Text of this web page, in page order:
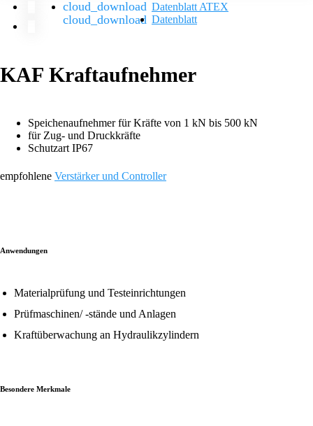
Datenblatt ATEX
Datenblatt
KAF Kraftaufnehmer
Speichenaufnehmer für Kräfte von 1 kN bis 500 kN
für Zug- und Druckkräfte
Schutzart IP67
empfohlene Verstärker und Controller
Anwendungen
Materialprüfung und Testeinrichtungen
Prüfmaschinen/ -stände und Anlagen
Kraftüberwachung an Hydraulikzylindern
Besondere Merkmale